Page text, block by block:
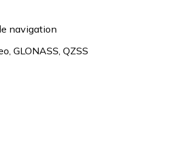
navigation
GLONASS QZSS